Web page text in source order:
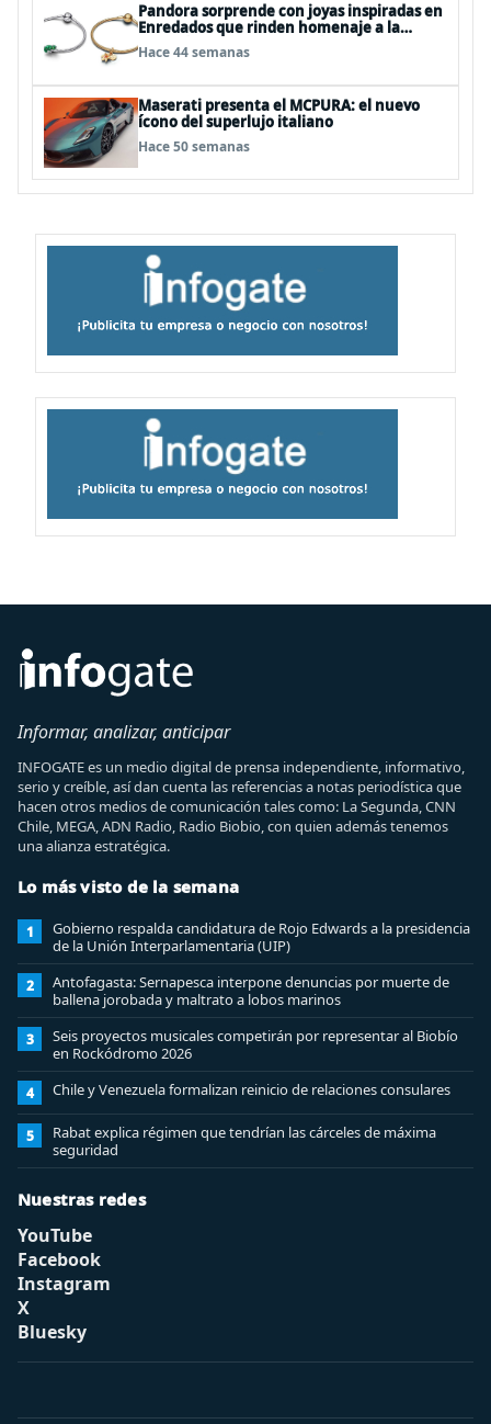
Pandora sorprende con joyas inspiradas en
Enredados que rinden homenaje a la
valentía, la transformación y la amistad
Hace 44 semanas
Maserati presenta el MCPURA: el nuevo
ícono del superlujo italiano
Hace 50 semanas
Informar, analizar, anticipar
INFOGATE es un medio digital de prensa independiente, informativo,
serio y creíble, así dan cuenta las referencias a notas periodística que
hacen otros medios de comunicación tales como: La Segunda, CNN
Chile, MEGA, ADN Radio, Radio Biobio, con quien además tenemos
una alianza estratégica.
Lo más visto de la semana
1
Gobierno respalda candidatura de Rojo Edwards a la presidencia
de la Unión Interparlamentaria (UIP)
2
Antofagasta: Sernapesca interpone denuncias por muerte de
ballena jorobada y maltrato a lobos marinos
3
Seis proyectos musicales competirán por representar al Biobío
en Rockódromo 2026
4 Chile y Venezuela formalizan reinicio de relaciones consulares
5
Rabat explica régimen que tendrían las cárceles de máxima
seguridad
Nuestras redes
YouTube
Facebook
Instagram
X
Bluesky